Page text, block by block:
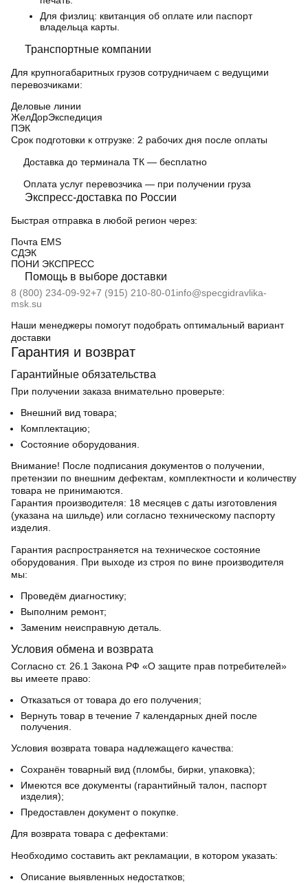
Для физлиц: квитанция об оплате или паспорт
владельца карты.
Транспортные компании
Для крупногабаритных грузов сотрудничаем с ведущими
перевозчиками:
Деловые линии
ЖелДорЭкспедиция
ПЭК
Срок подготовки к отгрузке: 2 рабочих дня после оплаты
Доставка до терминала ТК — бесплатно
Оплата услуг перевозчика — при получении груза
Экспресс-доставка по России
Быстрая отправка в любой регион через:
Почта EMS
СДЭК
ПOНИ ЭКСПРЕСС
Помощь в выборе доставки
8 (800) 234-09-92+7 (915) 210-80-01 info@specgidravlika-
msk.su
Наши менеджеры помогут подобрать оптимальный вариант
доставки
Гарантия и возврат
Гарантийные обязательства
При получении заказа внимательно проверьте:
Внешний вид товара;
Комплектацию;
Состояние оборудования.
Внимание! После подписания документов о получении,
претензии по внешним дефектам, комплектности и количеству
товара не принимаются.
Гарантия производителя: 18 месяцев с даты изготовления
(указана на шильде) или согласно техническому паспорту
изделия.
Гарантия распространяется на техническое состояние
оборудования. При выходе из строя по вине производителя
мы:
Проведём диагностику;
Выполним ремонт;
Заменим неисправную деталь.
Условия обмена и возврата
Согласно ст. 26.1 Закона РФ «О защите прав потребителей»
вы имеете право:
Отказаться от товара до его получения;
Вернуть товар в течение 7 календарных дней после
получения.
Условия возврата товара надлежащего качества:
Сохранён товарный вид (пломбы, бирки, упаковка);
Имеются все документы (гарантийный талон, паспорт
изделия);
Предоставлен документ о покупке.
Для возврата товара с дефектами:
Необходимо составить акт рекламации, в котором указать:
Описание выявленных недостатков;